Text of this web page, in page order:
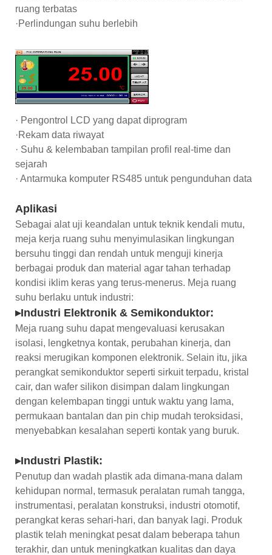
ruang terbatas
·Perlindungan suhu berlebih
· Pengontrol LCD yang dapat diprogram
·Rekam data riwayat
· Suhu & kelembaban tampilan profil real-time dan
sejarah
· Antarmuka komputer RS485 untuk pengunduhan data
Aplikasi
Sebagai alat uji keandalan untuk teknik kendali mutu,
meja kerja ruang suhu menyimulasikan lingkungan
bersuhu tinggi dan rendah untuk menguji kinerja
berbagai produk dan material agar tahan terhadap
kondisi iklim keras yang terus-menerus. Meja ruang
suhu berlaku untuk industri:
▸Industri Elektronik & Semikonduktor:
Meja ruang suhu dapat mengevaluasi kerusakan
isolasi, lengketnya kontak, perubahan kinerja, dan
reaksi merugikan komponen elektronik. Selain itu, jika
perangkat semikonduktor seperti sirkuit terpadu, kristal
cair, dan wafer silikon disimpan dalam lingkungan
dengan kelembapan tinggi untuk waktu yang lama,
permukaan bantalan dan pin chip mudah teroksidasi,
menyebabkan kesalahan seperti kontak yang buruk.
▸Industri Plastik:
Penutup dan wadah plastik ada dimana-mana dalam
kehidupan normal, termasuk peralatan rumah tangga,
instrumentasi, peralatan konstruksi, industri otomotif,
perangkat keras sehari-hari, dan banyak lagi. Produk
plastik telah meningkat pesat dalam beberapa tahun
terakhir, dan untuk meningkatkan kualitas dan daya